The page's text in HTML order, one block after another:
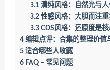
3.1 清纯风格：自然光与
3.2 性感风格：大胆而注重
3.3 COS风格：还原度是
4 编辑点评：合集的整理价值
5 适合哪些人收藏
6 FAQ – 常见问题